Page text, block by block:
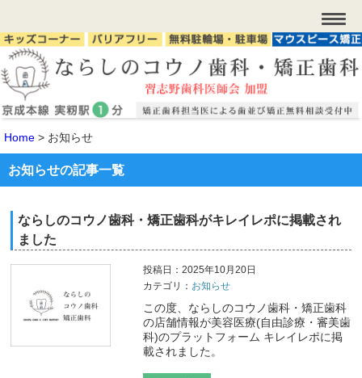
Home > お知らせ
お知らせの記事一覧
ならしのコウノ歯科・矯正歯科がキレイレポに掲載され
ました
投稿日：2025年10月20日
カテゴリ： お知らせ
この度、ならしのコウノ歯科・矯正歯科​
の店舗情報が美容医療(自由診療・審美歯
科)のプラットフォーム キレイレポに掲
載されました。